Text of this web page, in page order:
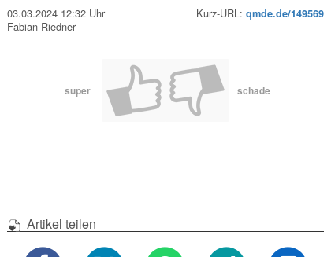
03.03.2024 12:32 Uhr Kurz-URL: qmde.de/149569
Fabian Riedner
super schade
Artikel teilen